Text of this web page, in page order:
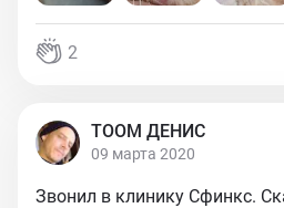
2
ТООМ ДЕНИС
09 марта 2020
Звонил в клинику Сфинкс.